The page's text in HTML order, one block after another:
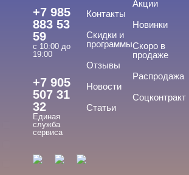
Уход
Фрезы, боры, колпачки
ADRICOCO
ARTEX
+7 985
883 53
59
с 10:00 до
19:00
+7 905
507 31
32
Единая
служба
сервиса
Контакты
Скидки и
программы
Отзывы
Новости
Статьи
Акции
Новинки
Скоро в
продаже
Распродажа
Соцконтракт